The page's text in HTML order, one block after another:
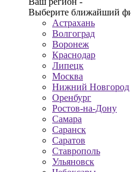
Выберите ближайший
Астрахань
Волгоград
Воронеж
Краснодар
Липецк
Москва
Нижний Новгород
Оренбург
Ростов-на-Дону
Самара
Саранск
Саратов
Ставрополь
Ульяновск